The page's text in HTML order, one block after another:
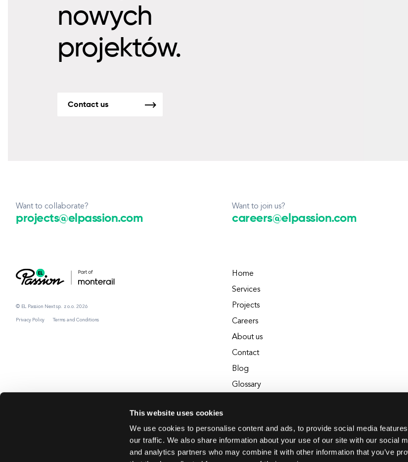
This website uses cookies
We use cookies to personalise content and ads, to provide social media
our traffic. We also share information about your use of our site with our social
and analytics partners who may combine it with other information that you’ve
nowych
projektów.
Contact us
Want to collaborate?
projects@elpassion.com
Want to join us?
careers@elpassion.com
© EL Passion Next sp. z o.o. 2026
Privacy Policy Terms and Conditions
Home
Services
Projects
Careers
About us
Contact
Blog
Glossary